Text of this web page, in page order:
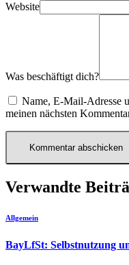
Website
Was beschäftigt dich?
Name, E-Mail-Adresse
meinen nächsten
Verwandte
Allgemein
BayLfSt: Selbstnutzung